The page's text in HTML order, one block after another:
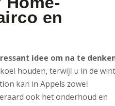
en
idee om na te
houden, terwijl u in de
kan in Appels zowel
ook het onderhoud en